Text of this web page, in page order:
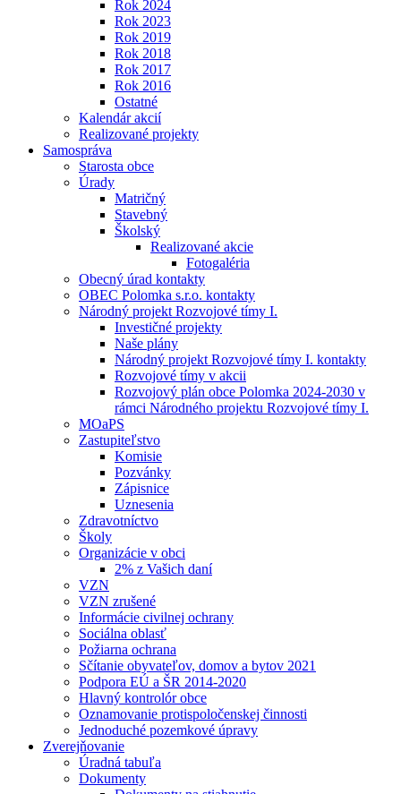
Rok 2024
Rok 2023
Rok 2019
Rok 2018
Rok 2017
Rok 2016
Ostatné
Kalendár akcií
Realizované projekty
Samospráva
Starosta obce
Úrady
Matričný
Stavebný
Školský
Realizované akcie
Fotogaléria
Obecný úrad kontakty
OBEC Polomka s.r.o. kontakty
Národný projekt Rozvojové tímy I.
Investičné projekty
Naše plány
Národný projekt Rozvojové tímy I. kontakty
Rozvojové tímy v akcii
Rozvojový plán obce Polomka 2024-2030 v
rámci Národného projektu Rozvojové tímy I.
MOaPS
Zastupiteľstvo
Komisie
Pozvánky
Zápisnice
Uznesenia
Zdravotníctvo
Školy
Organizácie v obci
2% z Vašich daní
VZN
VZN zrušené
Informácie civilnej ochrany
Sociálna oblasť
Požiarna ochrana
Sčítanie obyvateľov, domov a bytov 2021
Podpora EÚ a ŠR 2014-2020
Hlavný kontrolór obce
Oznamovanie protispoločenskej činnosti
Jednoduché pozemkové úpravy
Zverejňovanie
Úradná tabuľa
Dokumenty